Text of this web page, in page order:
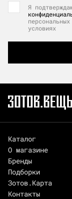
Я
условиях
Каталог
О магазине
Бренды
Подборки
Зотов.Карта
Контакты